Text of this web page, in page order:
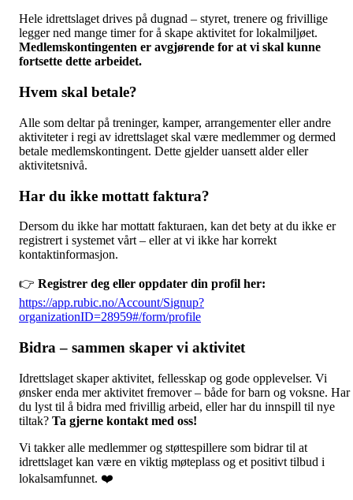
Hele idrettslaget drives på dugnad – styret, trenere og frivillige
legger ned mange timer for å skape aktivitet for lokalmiljøet.
Medlemskontingenten er avgjørende for at vi skal kunne
fortsette dette arbeidet.
Hvem skal betale?
Alle som deltar på treninger, kamper, arrangementer eller andre
aktiviteter i regi av idrettslaget skal være medlemmer og dermed
betale medlemskontingent. Dette gjelder uansett alder eller
aktivitetsnivå.
Har du ikke mottatt faktura?
Dersom du ikke har mottatt fakturaen, kan det bety at du ikke er
registrert i systemet vårt – eller at vi ikke har korrekt
kontaktinformasjon.
👉 Registrer deg eller oppdater din profil her:
https://app.rubic.no/Account/Signup?
organizationID=28959#/form/profile
Bidra – sammen skaper vi aktivitet
Idrettslaget skaper aktivitet, fellesskap og gode opplevelser. Vi
ønsker enda mer aktivitet fremover – både for barn og voksne. Har
du lyst til å bidra med frivillig arbeid, eller har du innspill til nye
tiltak? Ta gjerne kontakt med oss!
Vi takker alle medlemmer og støttespillere som bidrar til at
idrettslaget kan være en viktig møteplass og et positivt tilbud i
lokalsamfunnet. ❤️